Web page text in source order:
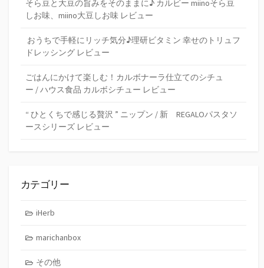
そら豆と大豆の旨みをそのままに♪ カルビー miinoそら豆
しお味、miino大豆しお味 レビュー
おうちで手軽にリッチ気分♪理研ビタミン 幸せのトリュフ
ドレッシング レビュー
ごはんにかけて楽しむ！カルボナーラ仕立てのシチュ
ー / ハウス食品 カルボシチュー レビュー
“ ひとくちで感じる贅沢 ” ニップン / 新 REGALOパスタソ
ースシリーズ レビュー
カテゴリー
iHerb
marichanbox
その他